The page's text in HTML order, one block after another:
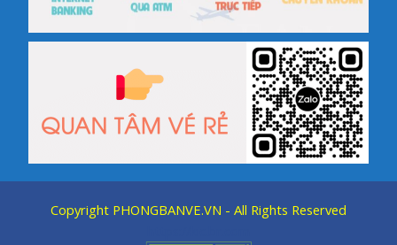
Copyright PHONGBANVE.VN - All Rights Reserved